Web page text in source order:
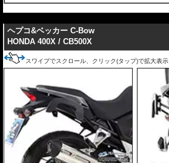
ヘプコ&ベッカー C-Bow
HONDA 400X / CB500X
スワイプでスクロール、クリック(タップ)で拡大表示